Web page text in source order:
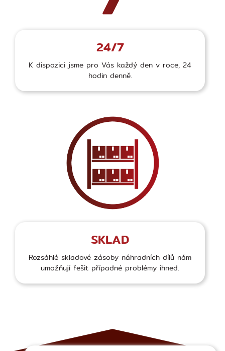
24/7
K dispozici jsme pro Vás každý den v roce, 24
hodin denně.
SKLAD
Rozsáhlé skladové zásoby náhradních dílů nám
umožňují řešit případné problémy ihned.